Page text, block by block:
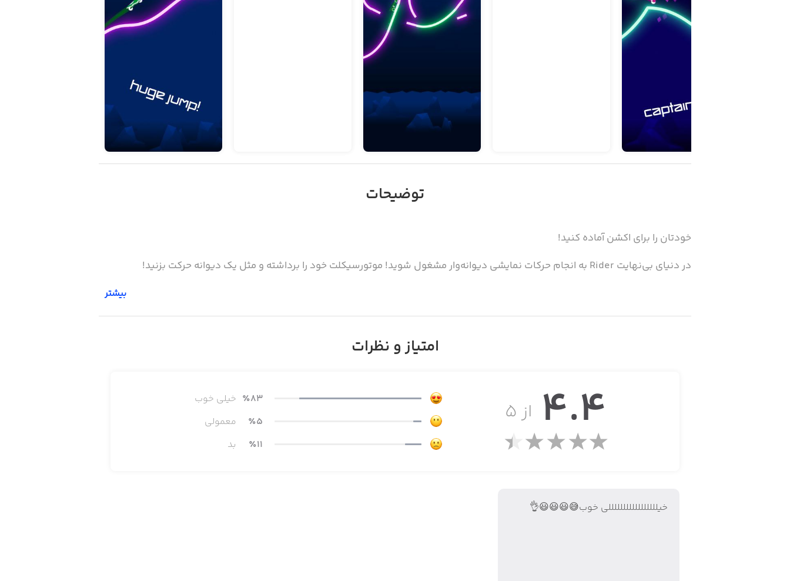
توضیحات
خودتان را برای اکشن آماده کنید!
در دنیای بی‌نهایت Rider به انجام حرکات نمایشی دیوانه‌وار مشغول شوید! موتورسیکلت خود را برداشته و مثل یک دیوانه حرکت بزنید!
· ۱۰۰ چالش مختلف
همین حالا Rider را دانلود کرده و مهارت‌های خود را به چالش بکشید!
بیشتر
امتیاز و نظرات
از ۵ 4.4 ٪83
خیلی خوب
٪5
معمولی
٪11 بد
خیلللللللللللللللللی خوب😅😃😃😃👌